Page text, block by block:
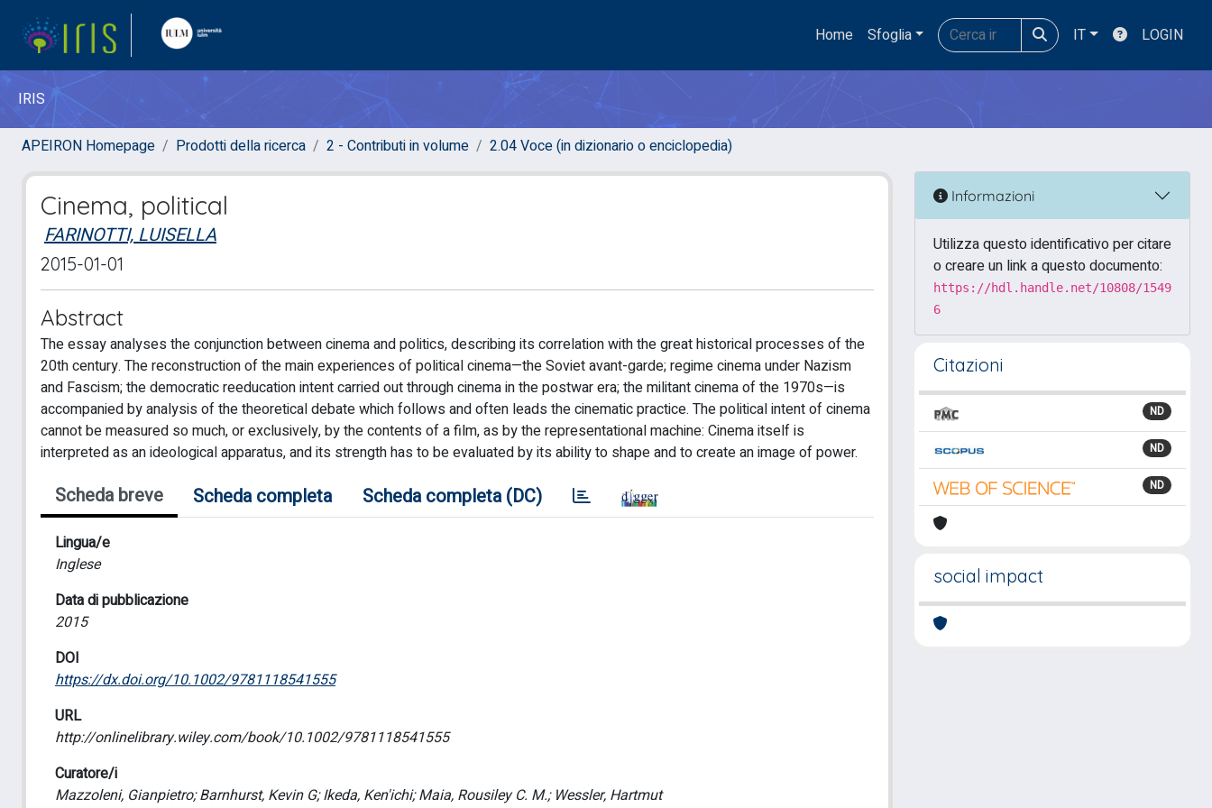
Home Sfoglia IT LOGIN
IRIS
APEIRON Homepage Prodotti della ricerca 2 - Contributi in volume 2.04 Voce (in dizionario o enciclopedia)
Cinema, political
FARINOTTI, LUISELLA
2015-01-01
Abstract
The essay analyses the conjunction between cinema and politics, describing its correlation with the great historical processes of the
20th century. The reconstruction of the main experiences of political cinema—the Soviet avant-garde; regime cinema under Nazism
and Fascism; the democratic reeducation intent carried out through cinema in the postwar era; the militant cinema of the 1970s—is
accompanied by analysis of the theoretical debate which follows and often leads the cinematic practice. The political intent of cinema
cannot be measured so much, or exclusively, by the contents of a film, as by the representational machine: Cinema itself is
interpreted as an ideological apparatus, and its strength has to be evaluated by its ability to shape and to create an image of power.
Scheda breve Scheda completa Scheda completa (DC)
Lingua/e
Inglese
Data di pubblicazione
2015
DOI
https://dx.doi.org/10.1002/9781118541555
URL
http://onlinelibrary.wiley.com/book/10.1002/9781118541555
Curatore/i
Mazzoleni, Gianpietro; Barnhurst, Kevin G; Ikeda, Ken'ichi; Maia, Rousiley C. M.; Wessler, Hartmut
Informazioni
Utilizza questo identificativo per citare
o creare un link a questo documento:
https://hdl.handle.net/10808/1549
6
Citazioni
ND
ND
ND
social impact